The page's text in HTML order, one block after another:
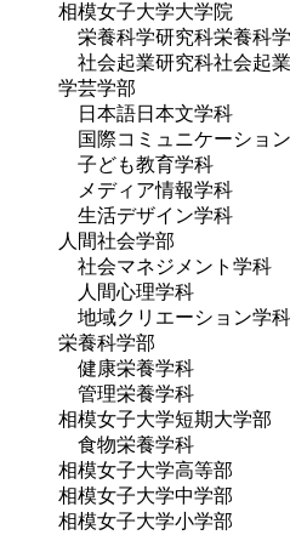
相模女子大学大学院
栄養科学研究科栄養科
社会起業研究科社会起
学芸学部
日本語日本文学科
国際コミュニケーショ
子ども教育学科
メディア情報学科
生活デザイン学科
人間社会学部
社会マネジメント学科
人間心理学科
地域クリエーション学科
栄養科学部
健康栄養学科
管理栄養学科
相模女子大学短期大学部
食物栄養学科
相模女子大学高等部
相模女子大学中学部
相模女子大学小学部